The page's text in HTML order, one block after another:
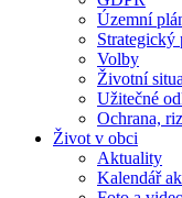
Územní
Strategický
Volby
Životní
Užitečné
Ochrana,
Život v obci
Aktuality
Kalendář